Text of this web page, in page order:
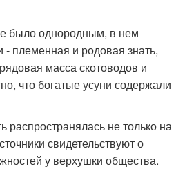
было однородным, в нем
племенная и родовая знать,
масса скотоводов и
что богатые усуни содержали
распространялась не только на
свидетельствуют о
у верхушки общества.